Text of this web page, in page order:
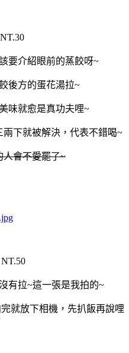
要介紹眼前的蒸餃呀~
後方的蛋花湯拉~
味就愈是真功夫哩~
下就被解決，代表不錯喝~
人會不愛罷了~
有拉~這一張是我拍的~
就放下相機，先扒飯再說哩